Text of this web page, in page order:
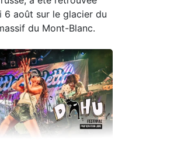
6 août sur le glacier du
du Mont-Blanc.